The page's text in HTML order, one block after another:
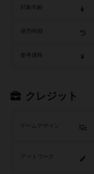
参考価格
クレジット
ゲームデザイン
アートワーク